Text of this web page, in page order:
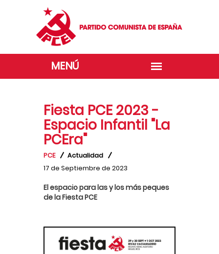
Fiesta PCE 2023 -
Espacio Infantil "La
PCEra"
PCE
Actualidad
17 de Septiembre de 2023
El espacio para las y los más peques
de la Fiesta PCE